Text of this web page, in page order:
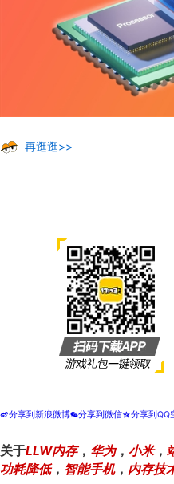
再逛逛>>
t分享到新浪微博w分享到微信z分享到QQ
关于LLW内存， 华为， 小米，
功耗降低， 智能手机， 内存技